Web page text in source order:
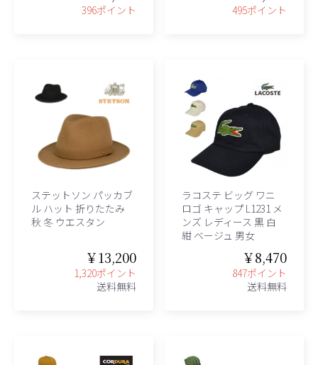
396ポイント 495ポイント
ステットソン パッカブ
ル ハット 折りたたみ
秋 冬 ウエスタン
￥13,200
1,320ポイント
送料無料
ラコステ ビッグ ワニ
ロゴ キャップ L1231 メ
ンズ レディース 黒 白
紺 ベージュ 男女
￥8,470
847ポイント
送料無料